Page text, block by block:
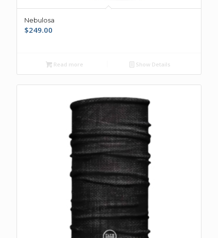
Nebulosa
$249.00
Read more Show Details